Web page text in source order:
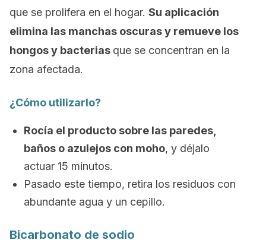
que se prolifera en el hogar. Su aplicación
elimina las manchas oscuras y remueve los
hongos y bacterias que se concentran en la
zona afectada.
¿Cómo utilizarlo?
Rocía el producto sobre las paredes,
baños o azulejos con moho, y déjalo
actuar 15 minutos.
Pasado este tiempo, retira los residuos con
abundante agua y un cepillo.
Bicarbonato de sodio